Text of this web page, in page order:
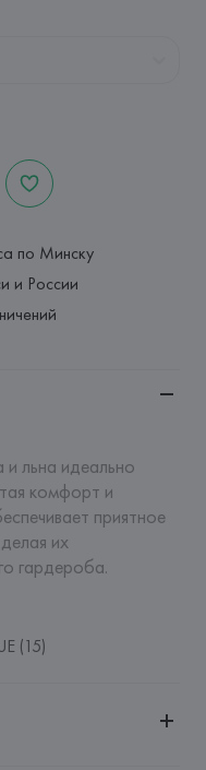
по Минску
и России
льна идеально
комфорт и
приятное
их
гардероба.
(15)